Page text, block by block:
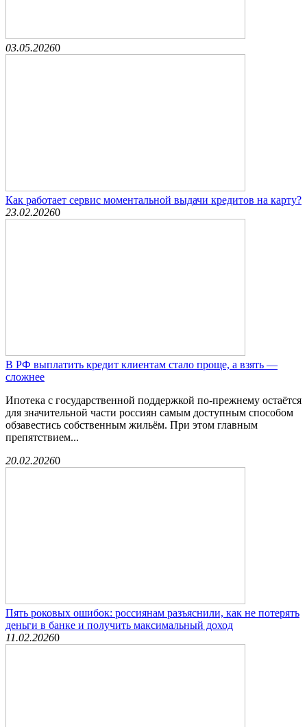
03.05.20260
Как работает сервис моментальной выдачи кредитов на карту?
23.02.20260
В РФ выплатить кредит клиентам стало проще, а взять —
сложнее
Ипотека с государственной поддержкой по-прежнему остаётся
для значительной части россиян самым доступным способом
обзавестись собственным жильём. При этом главным
препятствием...
20.02.20260
Пять роковых ошибок: россиянам разъяснили, как не потерять
деньги в банке и получить максимальный доход
11.02.20260